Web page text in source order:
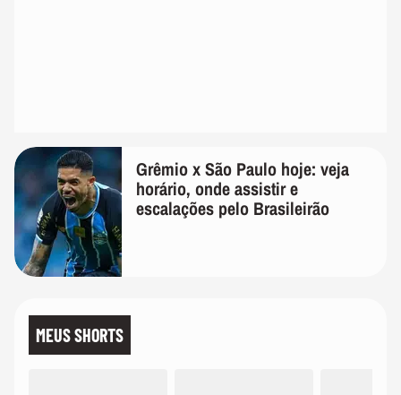
Grêmio x São Paulo hoje: veja
horário, onde assistir e
escalações pelo Brasileirão
MEUS SHORTS